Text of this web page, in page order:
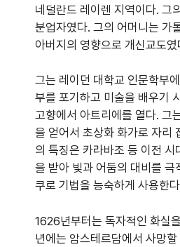
네덜란드 레이렌 지역이다. 그
분업자였다. 그의 어머니는 가
아버지의 영향으로 개신교도였
그는 레이던 대학교 인문학부
부를 포기하고 미술을 배우기
고향에서 아트리에를 열다. 그
을 얻어서 초상화 화가로 자리
의 특징은 카라바조 등 이전
을 받아 빛과 어둠의 대비를 극
쿠로 기법을 능숙하게 사용한
1626년부터는 독자적인 화실
년에는 암스테르담에서 사망